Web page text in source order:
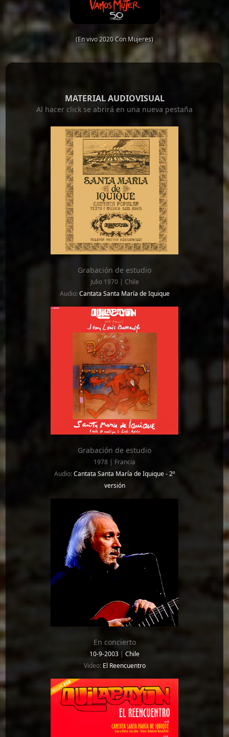
(En vivo 2020 Con Mujeres)
MATERIAL AUDIOVISUAL
Al hacer click se abrirá en una nueva pestaña
Grabación de estudio
Julio 1970 | Chile
Audio:Cantata Santa María de Iquique
Grabación de estudio
1978 | Francia
Audio:Cantata Santa María de Iquique - 2º
versión
En concierto
10-9-2003 |Chile
Video: El Reencuentro